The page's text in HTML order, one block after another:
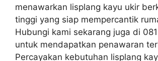
menawarkan lisplang kayu ukir
tinggi yang siap mempercantik
Hubungi kami sekarang juga di
untuk mendapatkan penawaran
Percayakan kebutuhan lisplang